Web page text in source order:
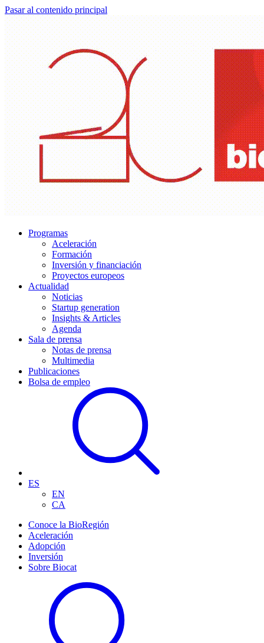
Pasar al contenido principal
Programas
Aceleración
Formación
Inversión y financiación
Proyectos europeos
Actualidad
Noticias
Startup generation
Insights & Articles
Agenda
Sala de prensa
Notas de prensa
Multimedia
Publicaciones
Bolsa de empleo
ES
EN
CA
Conoce la BioRegión
Aceleración
Adopción
Inversión
Sobre Biocat